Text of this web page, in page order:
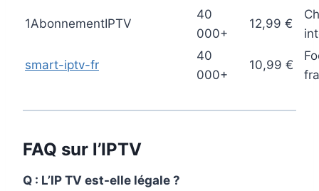
1AbonnementIPTV
40
000+
12,99 €
smart-iptv-fr
40
000+
10,99 €
FAQ sur l’IPTV
Q : L’IP TV est-elle légale ?